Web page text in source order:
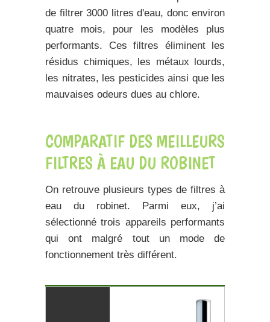
de filtrer 3000 litres d'eau, donc environ
quatre mois, pour les modèles plus
performants. Ces filtres éliminent les
résidus chimiques, les métaux lourds,
les nitrates, les pesticides ainsi que les
mauvaises odeurs dues au chlore.
COMPARATIF DES MEILLEURS
FILTRES À EAU DU ROBINET
On retrouve plusieurs types de filtres à
eau du robinet. Parmi eux, j’ai
sélectionné trois appareils performants
qui ont malgré tout un mode de
fonctionnement très différent.